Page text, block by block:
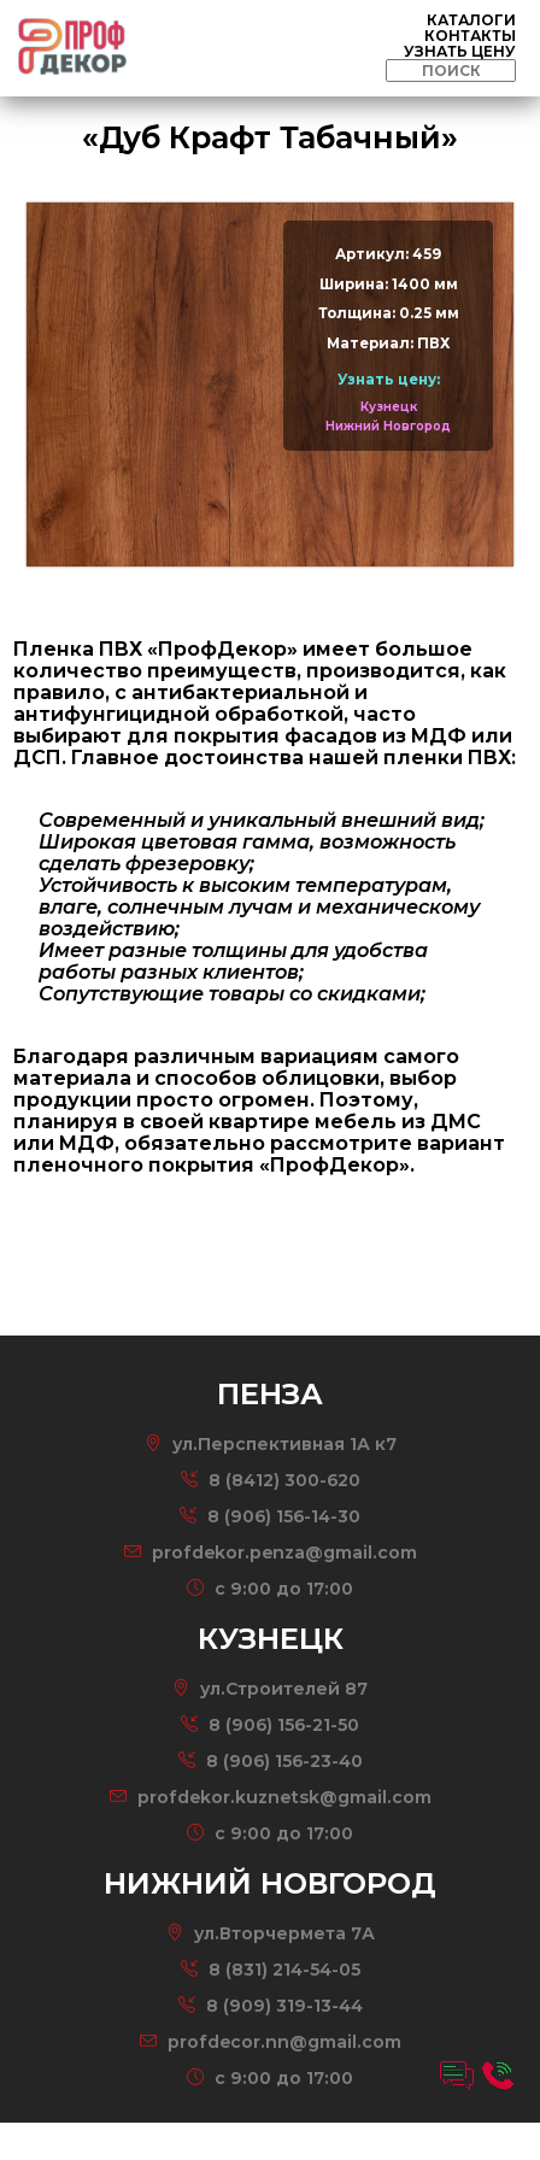
КАТАЛОГИ
КОНТАКТЫ
УЗНАТЬ ЦЕНУ
«Дуб Крафт Табачный»
Артикул: 459
Ширина: 1400 мм
Толщина: 0.25 мм
Материал: ПВХ
Узнать цену:
Кузнецк
Нижний Новгород
Пленка ПВХ «ПрофДекор» имеет большое
количество преимуществ, производится, как
правило, с антибактериальной и
антифунгицидной обработкой, часто
выбирают для покрытия фасадов из МДФ или
ДСП. Главное достоинства нашей пленки ПВХ:
Современный и уникальный внешний вид;
Широкая цветовая гамма, возможность
сделать фрезеровку;
Устойчивость к высоким температурам,
влаге, солнечным лучам и механическому
воздействию;
Имеет разные толщины для удобства
работы разных клиентов;
Сопутствующие товары со скидками;
Благодаря различным вариациям самого
материала и способов облицовки, выбор
продукции просто огромен. Поэтому,
планируя в своей квартире мебель из ДМС
или МДФ, обязательно рассмотрите вариант
пленочного покрытия «ПрофДекор».
ПЕНЗА
ул.Перспективная 1А к7
8 (8412) 300-620
8 (906) 156-14-30
profdekor.penza@gmail.com
c 9:00 до 17:00
КУЗНЕЦК
ул.Строителей 87
8 (906) 156-21-50
8 (906) 156-23-40
profdekor.kuznetsk@gmail.com
c 9:00 до 17:00
НИЖНИЙ НОВГОРОД
ул.Вторчермета 7А
8 (831) 214-54-05
8 (909) 319-13-44
profdecor.nn@gmail.com
c 9:00 до 17:00